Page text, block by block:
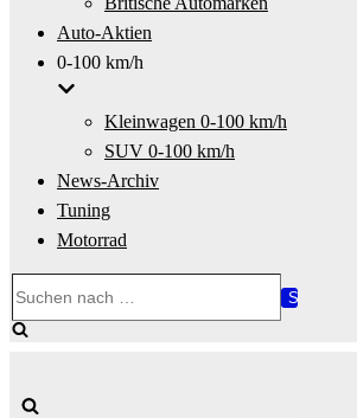
Auto-Aktien
0-100 km/h
Kleinwagen 0-100 km/h
SUV 0-100 km/h
News-Archiv
Tuning
Motorrad
nach …